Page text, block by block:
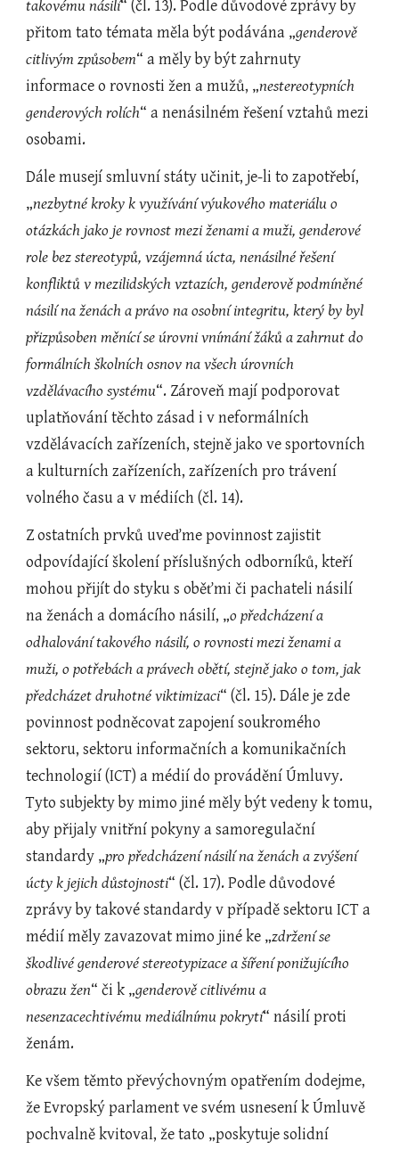
takovému násilí“ (čl. 13). Podle důvodové zprávy by
přitom tato témata měla být podávána „genderově
citlivým způsobem“ a měly by být zahrnuty
informace o rovnosti žen a mužů, „nestereotypních
genderových rolích“ a nenásilném řešení vztahů mezi
osobami.
Dále musejí smluvní státy učinit, je-li to zapotřebí,
„nezbytné kroky k využívání výukového materiálu o
otázkách jako je rovnost mezi ženami a muži, genderové
role bez stereotypů, vzájemná úcta, nenásilné řešení
konfliktů v mezilidských vztazích, genderově podmíněné
násilí na ženách a právo na osobní integritu, který by byl
přizpůsoben měnící se úrovni vnímání žáků a zahrnut do
formálních školních osnov na všech úrovních
vzdělávacího systému“. Zároveň mají podporovat
uplatňování těchto zásad i v neformálních
vzdělávacích zařízeních, stejně jako ve sportovních
a kulturních zařízeních, zařízeních pro trávení
volného času a v médiích (čl. 14).
Z ostatních prvků uveďme povinnost zajistit
odpovídající školení příslušných odborníků, kteří
mohou přijít do styku s oběťmi či pachateli násilí
na ženách a domácího násilí, „o předcházení a
odhalování takového násilí, o rovnosti mezi ženami a
muži, o potřebách a právech obětí, stejně jako o tom, jak
předcházet druhotné viktimizaci“ (čl. 15). Dále je zde
povinnost podněcovat zapojení soukromého
sektoru, sektoru informačních a komunikačních
technologií (ICT) a médií do provádění Úmluvy.
Tyto subjekty by mimo jiné měly být vedeny k tomu,
aby přijaly vnitřní pokyny a samoregulační
standardy „pro předcházení násilí na ženách a zvýšení
úcty k jejich důstojnosti“ (čl. 17). Podle důvodové
zprávy by takové standardy v případě sektoru ICT a
médií měly zavazovat mimo jiné ke „zdržení se
škodlivé genderové stereotypizace a šíření ponižujícího
obrazu žen“ či k „genderově citlivému a
nesenzacechtivému mediálnímu pokrytí“ násilí proti
ženám.
Ke všem těmto převýchovným opatřením dodejme,
že Evropský parlament ve svém usnesení k Úmluvě
pochvalně kvitoval, že tato „poskytuje solidní